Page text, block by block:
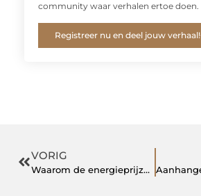
community waar verhalen ertoe doen.
Registreer nu en deel jouw verhaal!
VORIG
Waarom de energieprijzen zo hoog zijn